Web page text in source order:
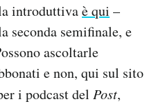
introduttivaè qui –
seconda semifinale, e
ascoltarle
e non, qui sul sito
i podcast del Post,